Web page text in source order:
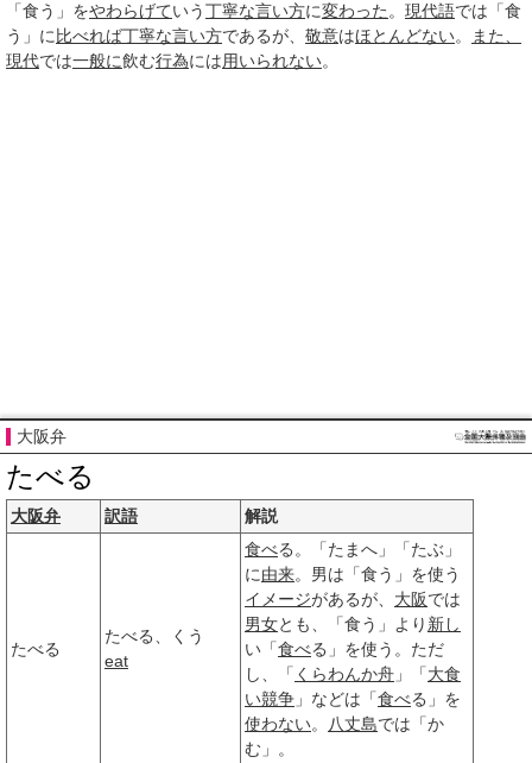
「食う」をやわらげていう丁寧な言い方に変わった 。 現代語では「食
う」に 比べれば丁寧な言い方であるが、 敬意はほとんどない。
また、
現代では一般に飲む行為には用いられない。
大阪弁
たべる
大阪弁 訳語 解説
たべる
たべる、くう
eat
食べる。「たまへ」「たぶ」
に由来。男は「食う」を使う
イメージがあるが、 大阪では
男女とも、「食う」より 新し
い「食べる」を使う。ただ
し、「 くらわんか舟 」「大食
い競争 」などは「食べる」を
使わない。 八丈島では「か
む」。